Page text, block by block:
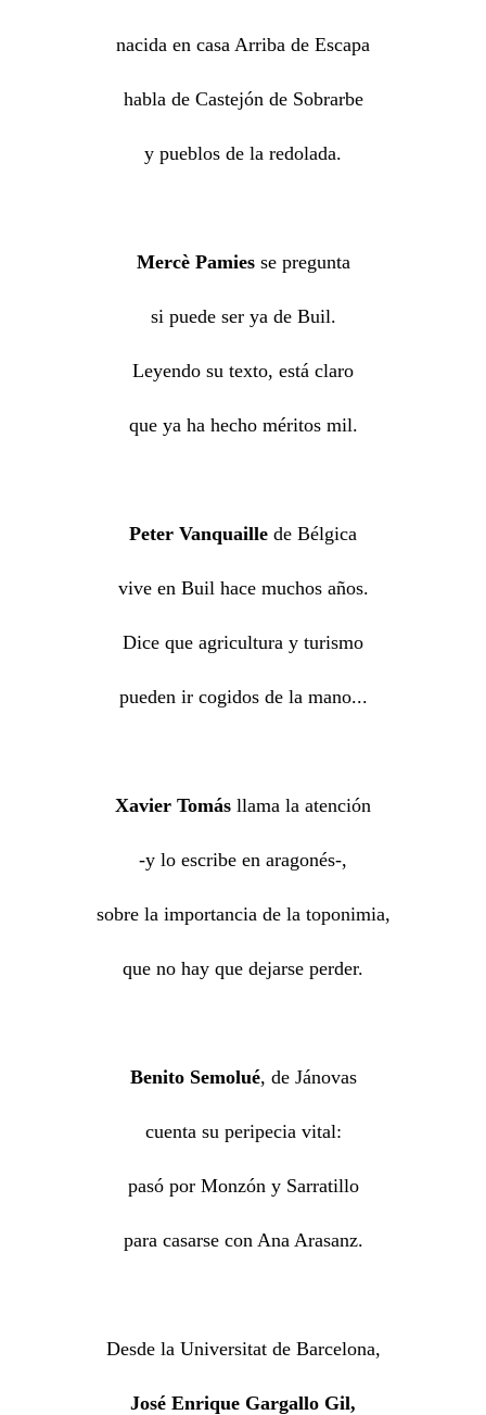
nacida en casa Arriba de Escapa
habla de Castejón de Sobrarbe
y pueblos de la redolada.
Mercè Pamiesse pregunta
si puede ser ya de Buil.
Leyendo su texto, está claro
que ya ha hecho méritos mil.
Peter Vanquaille de Bélgica
vive en Buil hace muchos años.
Dice que agricultura y turismo
pueden ir cogidos de la mano...
Xavier Tomás llama la atención
-y lo escribe en aragonés-,
sobre la importancia de la toponimia,
que no hay que dejarse perder.
Benito Semolué, de Jánovas
cuenta su peripecia vital:
pasó por Monzón y Sarratillo
para casarse con Ana Arasanz.
Desde la Universitat de Barcelona,
José Enrique Gargallo Gil,